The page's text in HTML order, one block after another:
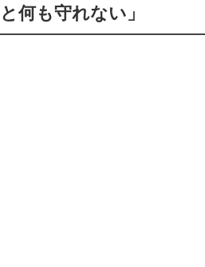
何も守れない」